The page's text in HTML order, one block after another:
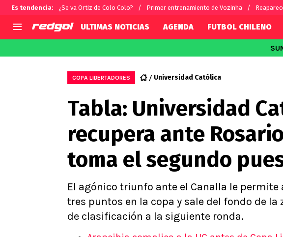
Es tendencia: ¿Se va Ortiz de Colo Colo? Primer entrenamiento de Vozinha
Selección Chilena
U de Chile
U Católica
Campeonato Nacional
Primera B
Segunda División
Copa Chile
Supercopa Chile
Campeonato Femenino
Fútbol Internacional
Alexis Sánchez
Carlos Palacios
Chilenos por el mundo
ULTIMAS NOTICIAS AGENDA FUTBOL CHILENO
COPA LIBERTADORES Universidad Católica
Tabla: Universidad
recupera ante
toma el segundo
El agónico triunfo ante el Canalla le
tres puntos en la copa y sale del fondo de la
de clasificación a la siguiente ronda.